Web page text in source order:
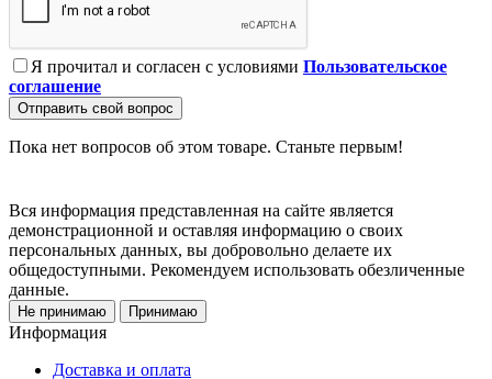
Я прочитал и согласен с условиями Пользовательское
соглашение
Отправить свой вопрос
Пока нет вопросов об этом товаре. Станьте первым!
Вся информация представленная на сайте является
демонстрационной и оставляя информацию о своих
персональных данных, вы добровольно делаете их
общедоступными. Рекомендуем использовать обезличенные
данные.
Не принимаю Принимаю
Информация
Доставка и оплата